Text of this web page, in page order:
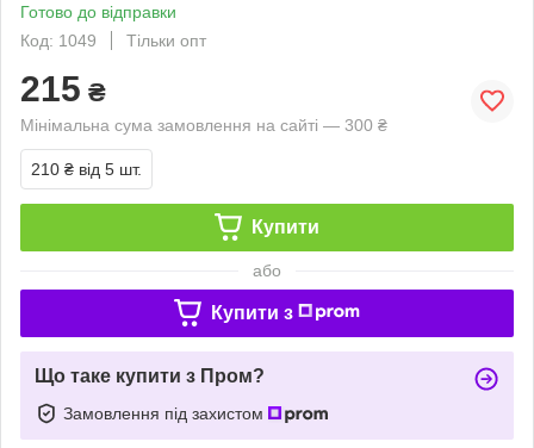
Готово до відправки
Код: 1049
Тільки опт
215 ₴
Мінімальна сума замовлення на сайті — 300 ₴
210 ₴ від 5 шт.
Купити
або
Купити з
Що таке купити з Пром?
Замовлення під захистом